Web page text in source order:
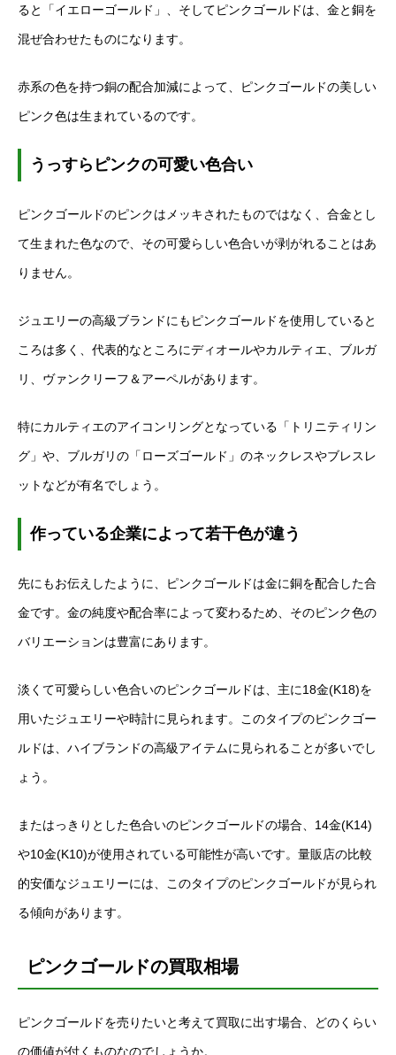
ると「イエローゴールド」、そしてピンクゴールドは、金と銅を
混ぜ合わせたものになります。
赤系の色を持つ銅の配合加減によって、ピンクゴールドの美しい
ピンク色は生まれているのです。
うっすらピンクの可愛い色合い
ピンクゴールドのピンクはメッキされたものではなく、合金とし
て生まれた色なので、その可愛らしい色合いが剥がれることはあ
りません。
ジュエリーの高級ブランドにもピンクゴールドを使用していると
ころは多く、代表的なところにディオールやカルティエ、ブルガ
リ、ヴァンクリーフ＆アーペルがあります。
特にカルティエのアイコンリングとなっている「トリニティリン
グ」や、ブルガリの「ローズゴールド」のネックレスやブレスレ
ットなどが有名でしょう。
作っている企業によって若干色が違う
先にもお伝えしたように、ピンクゴールドは金に銅を配合した合
金です。金の純度や配合率によって変わるため、そのピンク色の
バリエーションは豊富にあります。
淡くて可愛らしい色合いのピンクゴールドは、主に18金(K18)を
用いたジュエリーや時計に見られます。このタイプのピンクゴー
ルドは、ハイブランドの高級アイテムに見られることが多いでし
ょう。
またはっきりとした色合いのピンクゴールドの場合、14金(K14)
や10金(K10)が使用されている可能性が高いです。量販店の比較
的安価なジュエリーには、このタイプのピンクゴールドが見られ
る傾向があります。
ピンクゴールドの買取相場
ピンクゴールドを売りたいと考えて買取に出す場合、どのくらい
の価値が付くものなのでしょうか。